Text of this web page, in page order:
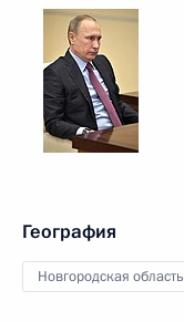
География
Новгородская область